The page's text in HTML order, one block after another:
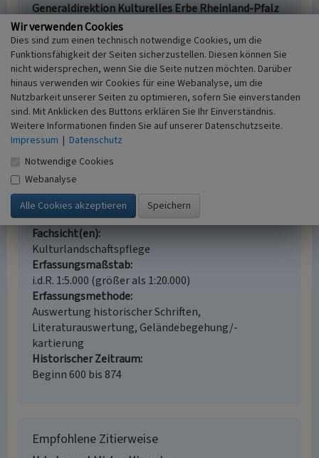
Generaldirektion Kulturelles Erbe Rheinland-Pfalz
(Hrsg.) (2023) Nachrichtliches Verzeichnis der
Kulturdenkmäler, Kreis Mayen-Koblenz.
Denkmalverzeichnis Kreis Mayen-Koblenz, 21. März
2023. Mainz.
Ott, Hans (1994) Das ist mein schönes Rhens am
Rhein, Band 14. Andernach.
Katholische Pfarrkirche Sankt Dionysius in
Rhens
Schlagwörter
Pfarrkirche
Fachsicht(en)
Kulturlandschaftspflege
Erfassungsmaßstab
i.d.R. 1:5.000 (größer als 1:20.000)
Erfassungsmethode
Auswertung historischer Schriften,
Literaturauswertung, Geländebegehung/-
kartierung
Historischer Zeitraum
Beginn 600 bis 874
Empfohlene Zitierweise
Wir verwenden Cookies
Dies sind zum einen technisch notwendige Cookies, um die
Funktionsfähigkeit der Seiten sicherzustellen. Diesen können Sie
nicht widersprechen, wenn Sie die Seite nutzen möchten. Darüber
hinaus verwenden wir Cookies für eine Webanalyse, um die
Nutzbarkeit unserer Seiten zu optimieren, sofern Sie einverstanden
sind. Mit Anklicken des Buttons erklären Sie Ihr Einverständnis.
Weitere Informationen finden Sie auf unserer Datenschutzseite.
Impressum | Datenschutz
Notwendige Cookies
Webanalyse